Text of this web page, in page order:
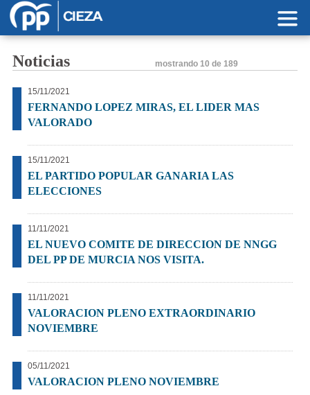
Pasar al contenido principal
Noticias mostrando 10 de 189
15/11/2021
FERNANDO LOPEZ MIRAS, EL LIDER MAS
VALORADO
15/11/2021
EL PARTIDO POPULAR GANARIA LAS
ELECCIONES
11/11/2021
EL NUEVO COMITE DE DIRECCION DE NNGG
DEL PP DE MURCIA NOS VISITA.
11/11/2021
VALORACION PLENO EXTRAORDINARIO
NOVIEMBRE
05/11/2021
VALORACION PLENO NOVIEMBRE